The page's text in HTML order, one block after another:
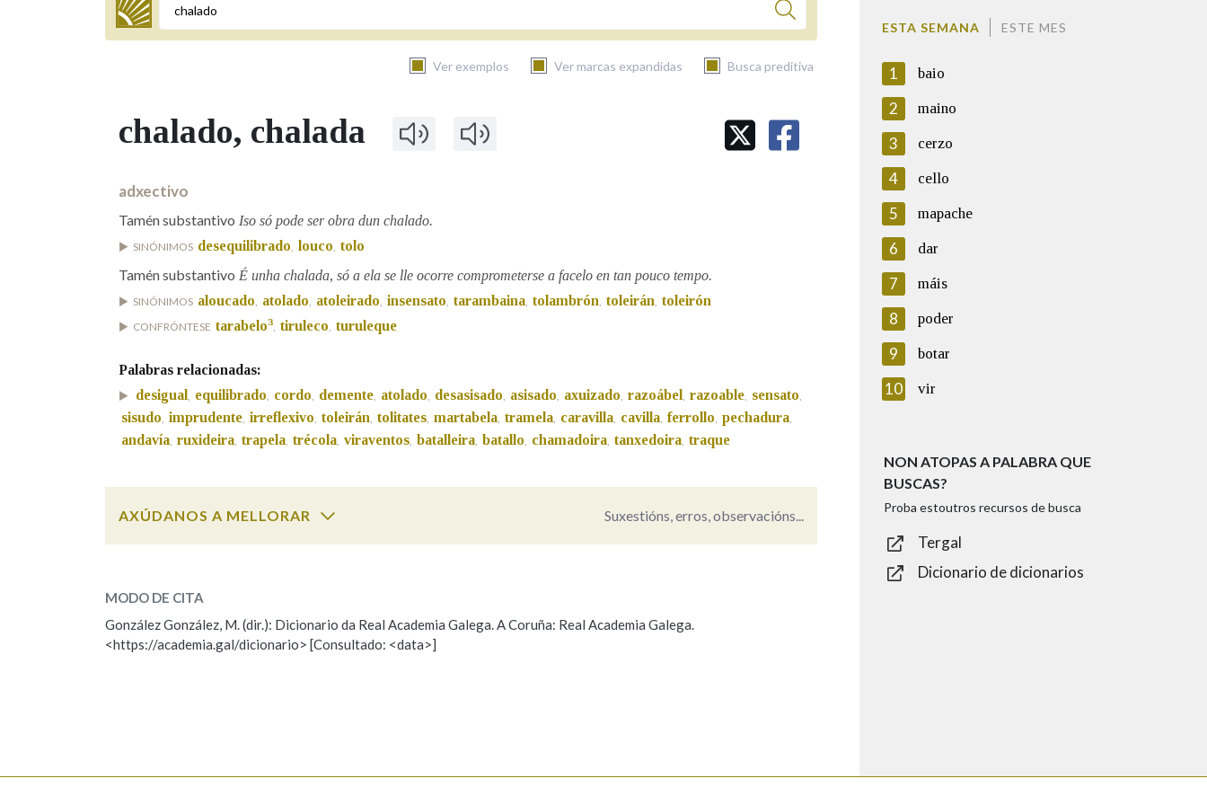
Termo a buscar
Ver exemplos Ver marcas expandidas Busca preditiva
BUSCAR NOS LEMAS
Remata por
Contén
BUSCAR NO CONTIDO
OUTRAS OPCIÓNS DE BUSCA
Marcas gramaticais Pertence a
chalado, chalada
adxectivo
Tamén substantivo Iso só pode ser obra dun chalado.
SINÓNIMOS desequilibrado louco tolo
Tamén substantivo É unha chalada, só a ela se lle ocorre comprometerse a facelo en tan pouco tempo.
SINÓNIMOS aloucado atolado atoleirado insensato tarambaina tolambrón toleirán toleirón
CONFRÓNTESE tarabelo3, tiruleco, turuleque
Palabras relacionadas:
desigual , equilibrado, cordo, demente, atolado, desasisado, asisado, axuizado, razoábel , razoable, sensato,
sisudo, imprudente, irreflexivo, toleirán, tolitates, martabela, tramela, caravilla, cavilla, ferrollo, pechadura,
andavía, ruxideira, trapela, trécola, viraventos, batalleira, batallo, chamadoira, tanxedoira, traque
AXÚDANOS A MELLORAR Suxestións, erros, observacións...
ESCOLLE UNHA OPCIÓN:
Observación Hai un erro na palabra Propoño mellorar a definición
MODO DE CITA
González González, M. (dir.): Dicionario da Real Academia Galega. A Coruña: Real Academia Galega.
<https://academia.gal/dicionario> [Consultado: <data>]
ESTA SEMANA ESTE MES
1 baio
2 maino
3 cerzo
4 cello
5 mapache
6 dar
7 máis
8 poder
9 botar
10 vir
NON ATOPAS A PALABRA QUE
BUSCAS?
Proba estoutros recursos de busca
Tergal
Dicionario de dicionarios